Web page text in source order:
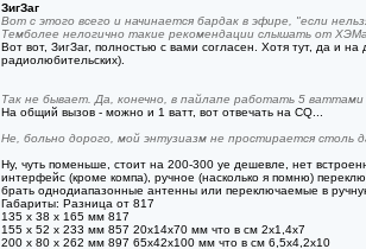
ЗигЗаг
Вот с этого всего и начинается бардак в эфире, "если
Темболее нелогично такие рекомендации слышать от
Вот вот, ЗигЗаг, полностью с вами согласен. Хотя тут, да и
радиолюбительских).
Так не бывает. Да, конечно, в пайлапе работать 5
На общий вызов - можно и 1 ватт, вот отвечать на CQ...
Не, больно дорого, мой энтузиазм не простирается столь
Ну, чуть поменьше, стоит на 200-300 уе дешевле, нет
интерфейс (кроме компа), ручное (насколько я помню)
брать однодиапазонные антенны или переключаемые в
Габариты: Разница от 817
135 x 38 x 165 мм 817
155 х 52 х 233 мм 857 20х14х70 мм что в см 2х1,4х7
200 х 80 х 262 мм 897 65х42х100 мм что в см 6,5х4,2х10